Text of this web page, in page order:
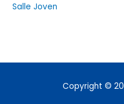
Salle Joven
Copyright ©